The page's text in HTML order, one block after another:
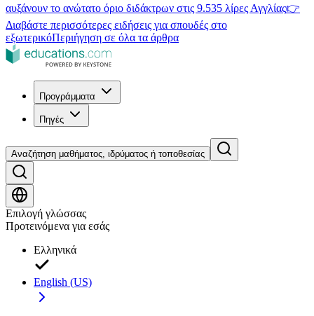
αυξάνουν το ανώτατο όριο διδάκτρων στις 9.535 λίρες Αγγλίας👉
Διαβάστε περισσότερες ειδήσεις για σπουδές στο
εξωτερικόΠεριήγηση σε όλα τα άρθρα
Προγράμματα
Πηγές
Αναζήτηση μαθήματος, ιδρύματος ή τοποθεσίας
Επιλογή γλώσσας
Προτεινόμενα για εσάς
Ελληνικά
English (US)